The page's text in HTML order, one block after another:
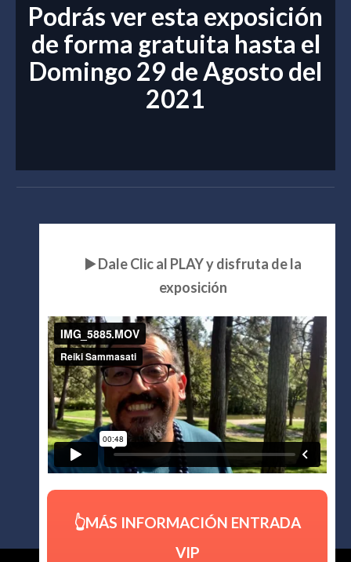
Podrás ver esta exposición
de forma gratuita hasta el
Domingo 29 de Agosto del
2021
▶️ Dale Clic al PLAY y disfruta de la
exposición
👆MÁS INFORMACIÓN ENTRADA
VIP